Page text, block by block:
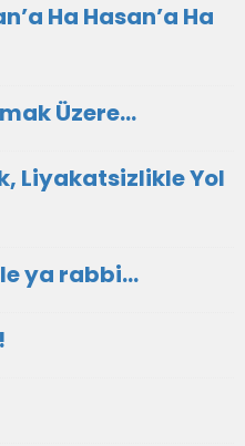
Ha Hasan’a Ha
Üzere…
Liyakatsizlikle Yol
ya rabbi...